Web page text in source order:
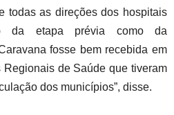
todas as direções dos hospitais
da etapa prévia como da
fosse bem recebida em
de Saúde que tiveram
dos municípios”, disse.